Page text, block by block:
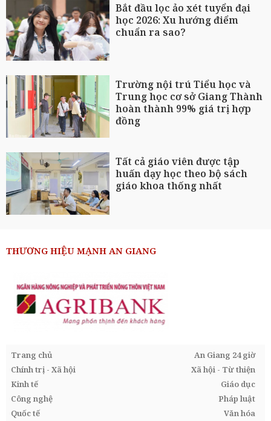
Bắt đầu lọc ảo xét tuyển đại
học 2026: Xu hướng điểm
chuẩn ra sao?
Trường nội trú Tiểu học và
Trung học cơ sở Giang Thành
hoàn thành 99% giá trị hợp
đồng
Tất cả giáo viên được tập
huấn dạy học theo bộ sách
giáo khoa thống nhất
THƯƠNG HIỆU MẠNH AN GIANG
Trang chủ
An Giang 24 giờ
Chính trị - Xã hội
Xã hội - Từ thiện
Kinh tế
Giáo dục
Công nghệ
Pháp luật
Quốc tế
Văn hóa